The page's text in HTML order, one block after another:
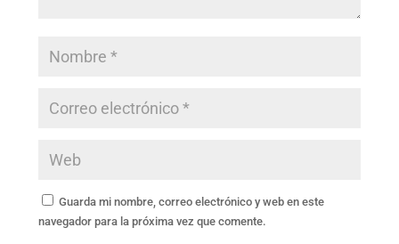
Guarda mi nombre, correo electrónico y web en este
navegador para la próxima vez que comente.